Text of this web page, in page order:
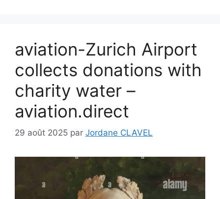
aviation-Zurich Airport
collects donations with
charity water –
aviation.direct
29 août 2025 par Jordane CLAVEL